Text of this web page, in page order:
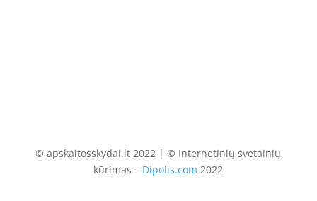
© apskaitosskydai.lt 2022 | © Internetinių svetainių
kūrimas – Dipolis.com 2022